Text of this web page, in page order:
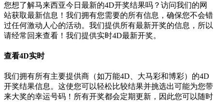
您想了解马来西亚今日最新的4D开奖结果吗？访问我们的网
站获取最新信息！我们拥有您需要的所有信息，确保您不会错
过任何激动人心的活动。我们提供所有最新开奖的信息，所以
请经常回来查看！我们提供实时4D最新开奖。
查看4D实时
我们拥有所有主要提供商（如万能4D、大马彩和博彩）的4D
开奖结果信息。这使您可以轻松比较结果并挑选出可能为您带
来大奖的幸运号码！所有开奖都会定期更新，因此您可以随时